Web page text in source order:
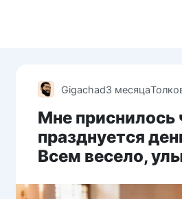
Gigachad3 месяца
Мне приснилось
празднуется
Всем весело,